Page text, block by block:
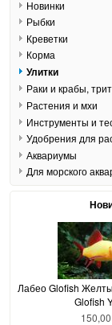
Новинки
Рыбки
Креветки
Корма
Улитки
Раки и крабы,
Растения и мхи
Инструменты и
Удобрения для
Аквариумы
Для морского
Лабео Glofish
Glofish
150,00